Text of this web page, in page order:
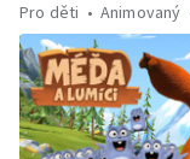
Pro děti
Animovaný